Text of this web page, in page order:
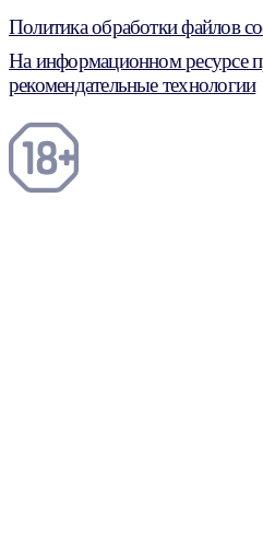
Политика обработки файлов
На информационном ресурсе
рекомендательные технологии